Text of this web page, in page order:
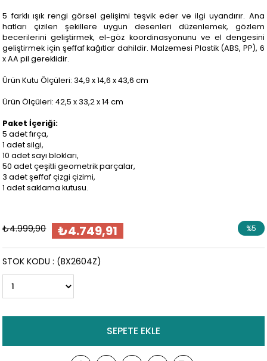
5 farklı ışık rengi görsel gelişimi teşvik eder ve ilgi uyandırır. Ana
hatları çizilen şekillere uygun desenleri düzenlemek, gözlem
becerilerini geliştirmek, el-göz koordinasyonunu ve el dengesini
geliştirmek için şeffaf kağıtlar dahildir. Malzemesi Plastik (ABS, PP), 6
x AA pil gereklidir.
Ürün Kutu Ölçüleri: 34,9 x 14,6 x 43,6 cm
Ürün Ölçüleri: 42,5 x 33,2 x 14 cm
Paket İçeriği:
5 adet fırça,
1 adet silgi,
10 adet sayı blokları,
50 adet çeşitli geometrik parçalar,
3 adet şeffaf çizgi çizimi,
1 adet saklama kutusu.
₺4.999,90 ₺4.749,91 %5
(BX2604Z)
STOK KODU